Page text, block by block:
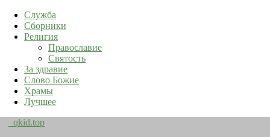
Служба
Сборники
Религия
Православие
Святость
За здравие
Слово Божие
Храмы
Лучшее
qkid.top